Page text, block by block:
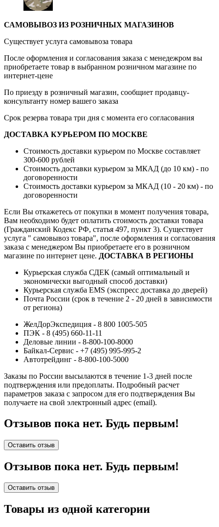
САМОВЫВОЗ ИЗ РОЗНИЧНЫХ МАГАЗИНОВ
Существует услуга самовывоза товара
После оформления и согласования заказа с менедежром вы
приобретаете товар в выбранном розничном магазине по
интернет-цене
По приезду в розничный магазин, сообщиет продавцу-
консультанту номер вашего заказа
Срок резерва товара три дня с момента его согласования
ДОСТАВКА КУРЬЕРОМ ПО МОСКВЕ
Стоимость доставки курьером по Москве составляет
300-600 рублей
Стоимость доставки курьером за МКАД (до 10 км) - по
договоренности
Стоимость доставки курьером за МКАД (10 - 20 км) - по
договоренности
Если Вы откажетесь от покупки в момент получения товара,
Вам необходимо будет оплатить стоимость доставки товара
(Гражданский Кодекс РФ, статья 497, пункт 3). Существует
услуга " самовывоз товара", после оформления и согласования
заказа с менеджером Вы приобретаете его в розничном
магазине по интернет цене. ДОСТАВКА В РЕГИОНЫ
Курьерская служба СДЕК (самый оптимальный и
экономически выгодный способ доставки)
Курьерская служба EMS (экспресс доставка до дверей)
Почта России (срок в течение 2 - 20 дней в зависимости
от региона)
ЖелДорЭкспедиция - 8 800 1005-505
ПЭК - 8 (495) 660-11-11
Деловые линии - 8-800-100-8000
Байкал-Сервис - +7 (495) 995-995-2
Автотрейдинг - 8-800-100-5000
Заказы по России высылаются в течение 1-3 дней после
подтверждения или предоплаты. Подробный расчет
параметров заказа с запросом для его подтверждения Вы
получаете на свой электронный адрес (email).
Отзывов пока нет. Будь первым!
Оставить отзыв
Отзывов пока нет. Будь первым!
Оставить отзыв
Товары из одной категории